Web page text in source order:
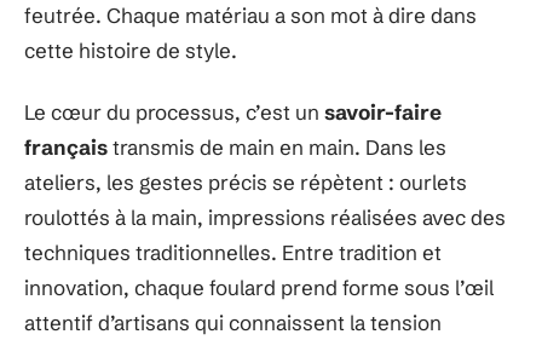
feutrée. Chaque matériau a son mot à dire dans
cette histoire de style.
Le cœur du processus, c’est un savoir-faire
françaistransmis de main en main. Dans les
ateliers, les gestes précis se répètent : ourlets
roulottés à la main, impressions réalisées avec des
techniques traditionnelles. Entre tradition et
innovation, chaque foulard prend forme sous l’œil
attentif d’artisans qui connaissent la tension